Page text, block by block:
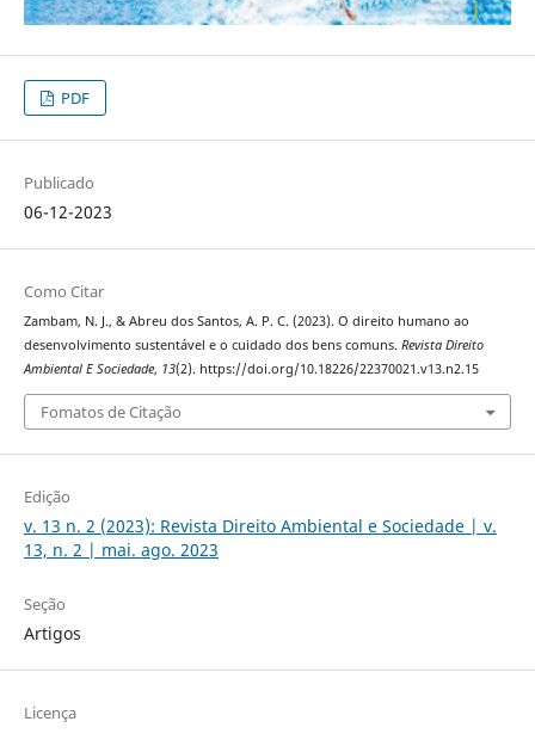
PDF
Publicado
06-12-2023
Como Citar
Zambam, N. J., & Abreu dos Santos, A. P. C. (2023). O direito humano ao
desenvolvimento sustentável e o cuidado dos bens comuns. Revista Direito
Ambiental E Sociedade, 13(2). https://doi.org/10.18226/22370021.v13.n2.15
Fomatos de Citação
Edição
v. 13 n. 2 (2023): Revista Direito Ambiental e Sociedade | v.
13, n. 2 | mai. ago. 2023
Seção
Artigos
Licença